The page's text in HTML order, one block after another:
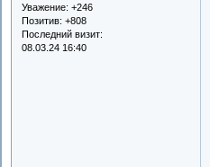
Уважение: +246
Позитив: +808
Последний визит:
08.03.24 16:40